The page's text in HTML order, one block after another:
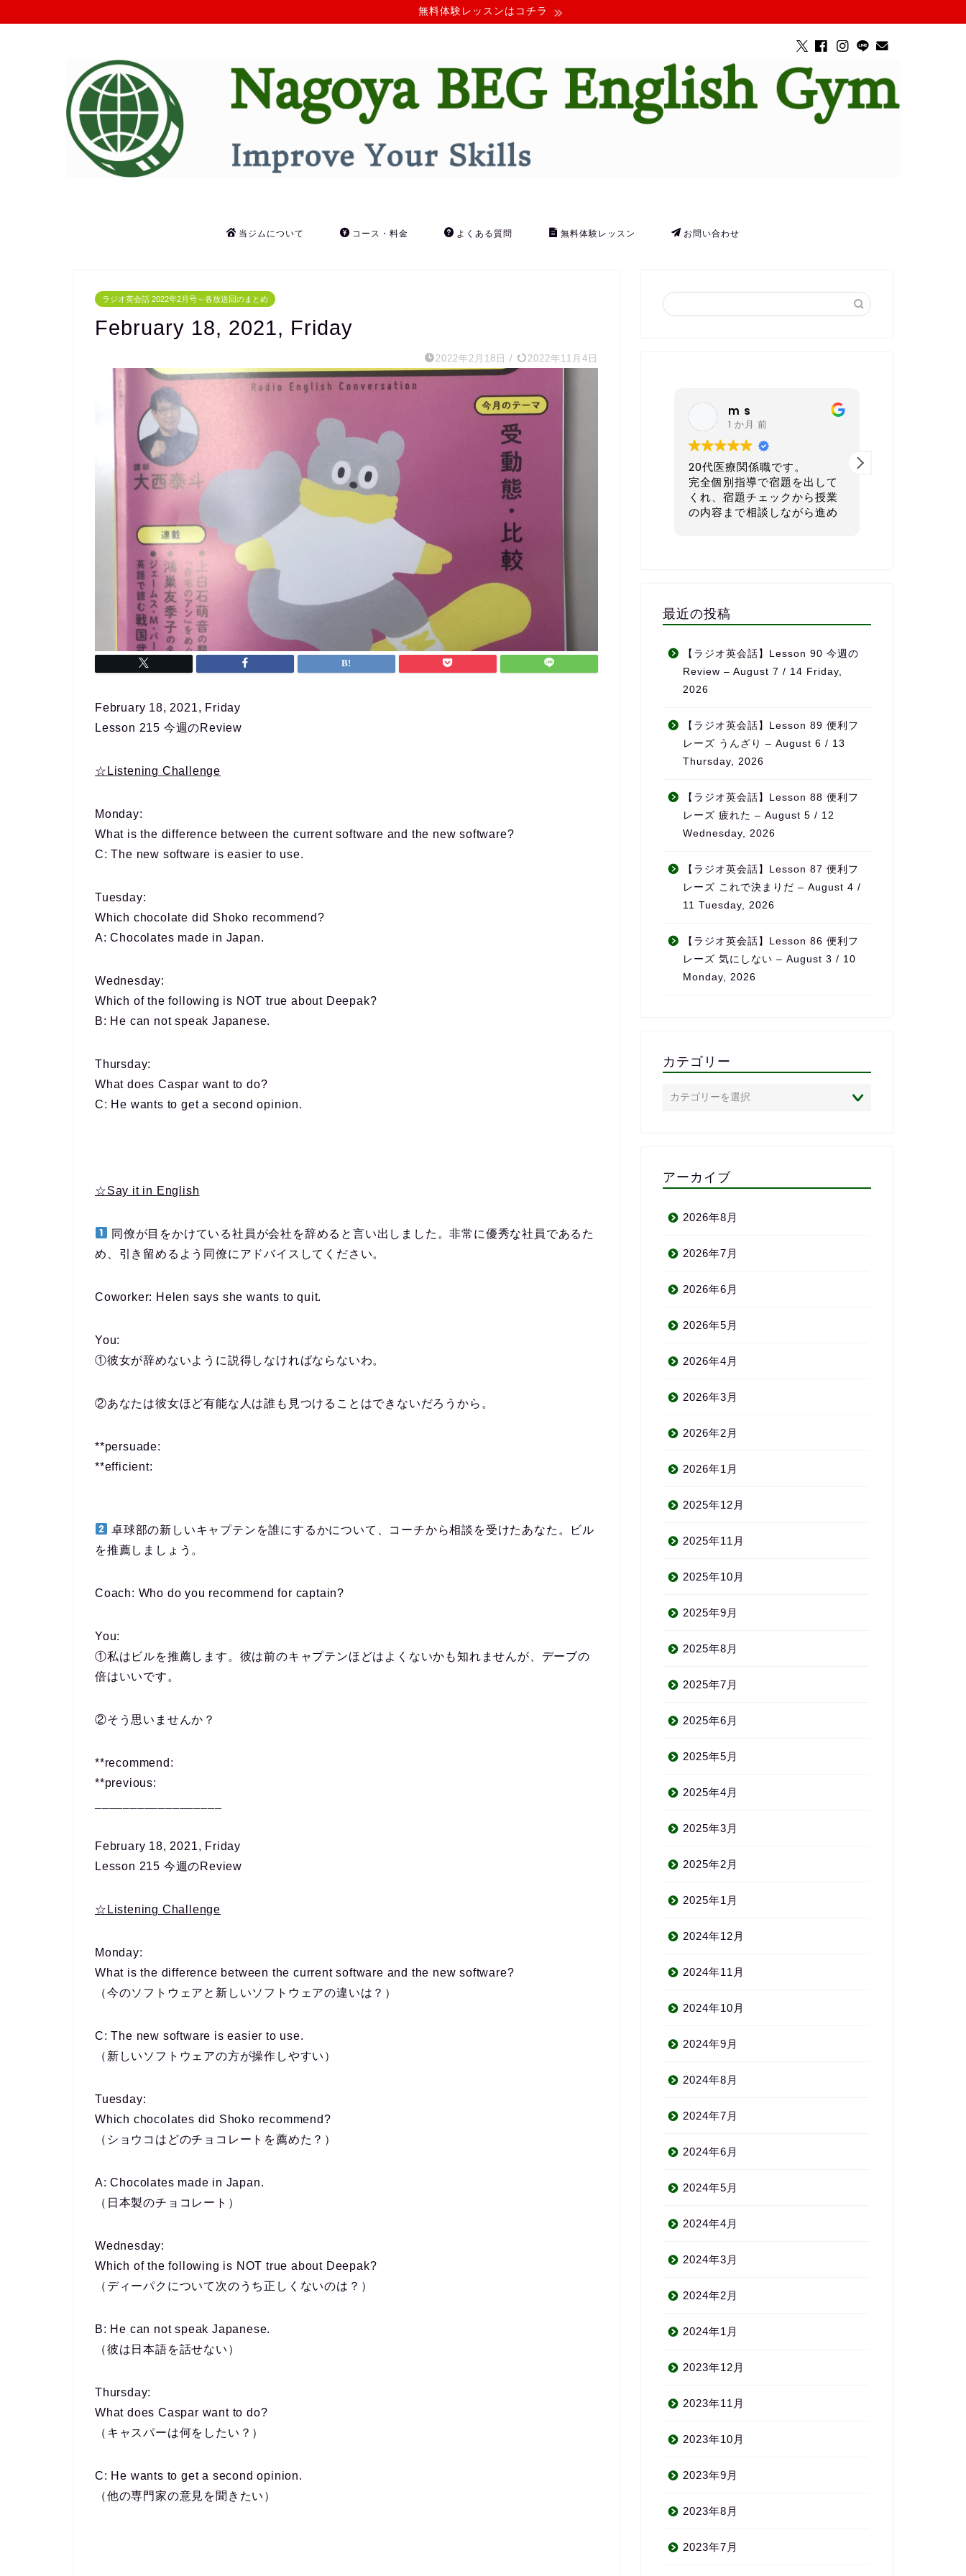
無料体験レッスンはコチラ
当ジムについて コース・料金 よくある質問 無料体験レッスン お問い合わせ
ラジオ英会話 2022年2月号～各放送回のまとめ
February 18, 2021, Friday
2022年2月18日 / 2022年11月4日
February 18, 2021, Friday
Lesson 215 今週のReview
☆Listening Challenge
Monday:
What is the difference between the current software and the new software?
C: The new software is easier to use.
Tuesday:
Which chocolate did Shoko recommend?
A: Chocolates made in Japan.
Wednesday:
Which of the following is NOT true about Deepak?
B: He can not speak Japanese.
Thursday:
What does Caspar want to do?
C: He wants to get a second opinion.
☆Say it in English
同僚が目をかけている社員が会社を辞めると言い出しました。非常に優秀な社員であるた
め、引き留めるよう同僚にアドバイスしてください。
Coworker: Helen says she wants to quit.
You:
①彼女が辞めないように説得しなければならないわ。
②あなたは彼女ほど有能な人は誰も見つけることはできないだろうから。
**persuade:
**efficient:
卓球部の新しいキャプテンを誰にするかについて、コーチから相談を受けたあなた。ビル
を推薦しましょう。
Coach: Who do you recommend for captain?
You:
①私はビルを推薦します。彼は前のキャプテンほどはよくないかも知れませんが、デーブの
倍はいいです。
②そう思いませんか？
**recommend:
**previous:
February 18, 2021, Friday
Lesson 215 今週のReview
☆Listening Challenge
Monday:
What is the difference between the current software and the new software?
（今のソフトウェアと新しいソフトウェアの違いは？）
C: The new software is easier to use.
（新しいソフトウェアの方が操作しやすい）
Tuesday:
Which chocolates did Shoko recommend?
（ショウコはどのチョコレートを薦めた？）
A: Chocolates made in Japan.
（日本製のチョコレート）
Wednesday:
Which of the following is NOT true about Deepak?
（ディーパクについて次のうち正しくないのは？）
B: He can not speak Japanese.
（彼は日本語を話せない）
Thursday:
What does Caspar want to do?
（キャスパーは何をしたい？）
C: He wants to get a second opinion.
（他の専門家の意見を聞きたい）
m s
1 か月 前
20代医療関係職です。
完全個別指導で宿題を出して
くれ、宿題チェックから授業
の内容まで相談しながら進め
ます。
なんとか仕事と両立すること
ができました。
英会話など目標がある方、サ
ポートを受けながら進めたい
最近の投稿
【ラジオ英会話】Lesson 90 今週の
Review – August 7 / 14 Friday,
2026
【ラジオ英会話】Lesson 89 便利フ
レーズ うんざり – August 6 / 13
Thursday, 2026
【ラジオ英会話】Lesson 88 便利フ
レーズ 疲れた – August 5 / 12
Wednesday, 2026
【ラジオ英会話】Lesson 87 便利フ
レーズ これで決まりだ – August 4 /
11 Tuesday, 2026
【ラジオ英会話】Lesson 86 便利フ
レーズ 気にしない – August 3 / 10
Monday, 2026
カテゴリー
アーカイブ
2026年8月
2026年7月
2026年6月
2026年5月
2026年4月
2026年3月
2026年2月
2026年1月
2025年12月
2025年11月
2025年10月
2025年9月
2025年8月
2025年7月
2025年6月
2025年5月
2025年4月
2025年3月
2025年2月
2025年1月
2024年12月
2024年11月
2024年10月
2024年9月
2024年8月
2024年7月
2024年6月
2024年5月
2024年4月
2024年3月
2024年2月
2024年1月
2023年12月
2023年11月
2023年10月
2023年9月
2023年8月
2023年7月